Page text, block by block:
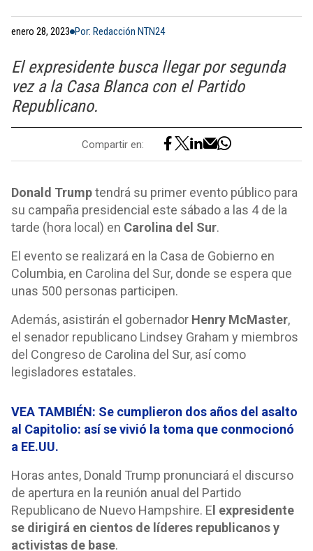
enero 28, 2023 Por: Redacción NTN24
El expresidente busca llegar por segunda
vez a la Casa Blanca con el Partido
Republicano.
Compartir en:
Donald Trumptendrá su primer evento público para
su campaña presidencial este sábado a las 4 de la
tarde (hora local) en Carolina del Sur.
El evento se realizará en la Casa de Gobierno en
Columbia, en Carolina del Sur, donde se espera que
unas 500 personas participen.
Además, asistirán el gobernador Henry McMaster,
el senador republicano Lindsey Graham y miembros
del Congreso de Carolina del Sur, así como
legisladores estatales.
VEA TAMBIÉN: Se cumplieron dos años del asalto
al Capitolio: así se vivió la toma que conmocionó
a EE.UU.
Horas antes, Donald Trump pronunciará el discurso
de apertura en la reunión anual del Partido
Republicano de Nuevo Hampshire. E l expresidente
se dirigirá en cientos de líderes republicanos y
activistas de base.